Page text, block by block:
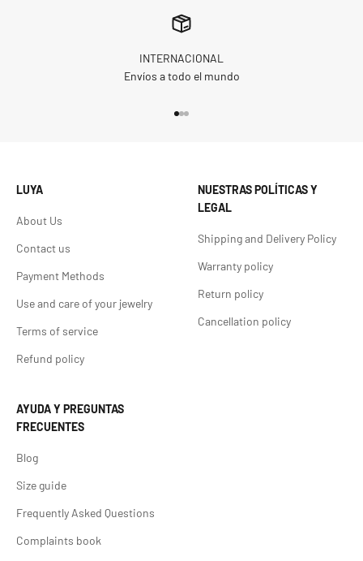
INTERNACIONAL
Envíos a todo el mundo
LUYA
About Us
Contact us
Payment Methods
Use and care of your jewelry
Terms of service
Refund policy
NUESTRAS POLÍTICAS Y
LEGAL
Shipping and Delivery Policy
Warranty policy
Return policy
Cancellation policy
AYUDA Y PREGUNTAS
FRECUENTES
Blog
Size guide
Frequently Asked Questions
Complaints book